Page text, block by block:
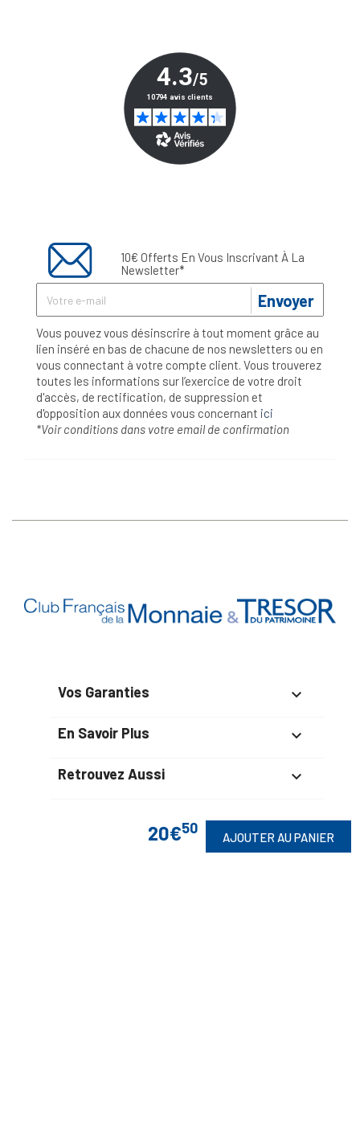
20€50
AJOUTER AU PANIER
10€ Offerts En Vous Inscrivant À La
Newsletter*
Envoyer
Vous pouvez vous désinscrire à tout moment grâce au
lien inséré en bas de chacune de nos newsletters ou en
vous connectant à votre compte client. Vous trouverez
toutes les informations sur l’exercice de votre droit
d'accès, de rectification, de suppression et
d'opposition aux données vous concernant ici
*Voir conditions dans votre email de confirmation
Vos Garanties 
En Savoir Plus 
Retrouvez Aussi 
Suivez-Nous